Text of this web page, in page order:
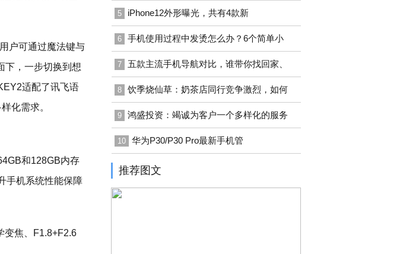
户可通过魔法键与
下，一步切换到想
适配了讯飞语
化需求。
和128GB内存
手机系统性能保障
变焦、F1.8+F2.6
5 iPhone12外形曝光，共有4款新
6 手机使用过程中发烫怎么办？6个简单小
7 五款主流手机导航对比，谁带你找回家、
8 饮季烧仙草：奶茶店同行竞争激烈，如何
9 鸿盛投资：竭诚为客户一个多样化的服务
10 华为P30/P30 Pro最新手机管
推荐图文